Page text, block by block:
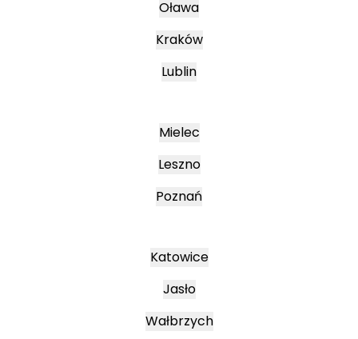
Oława
Kraków
Lublin
Mielec
Leszno
Poznań
Katowice
Jasło
Wałbrzych